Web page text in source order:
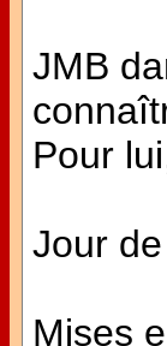
JMB
Pour
Jour
Mises